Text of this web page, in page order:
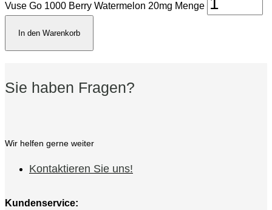
Vuse Go 1000 Berry Watermelon 20mg Menge
In den Warenkorb
Sie haben Fragen?
Wir helfen gerne weiter
Kontaktieren Sie uns!
Kundenservice: